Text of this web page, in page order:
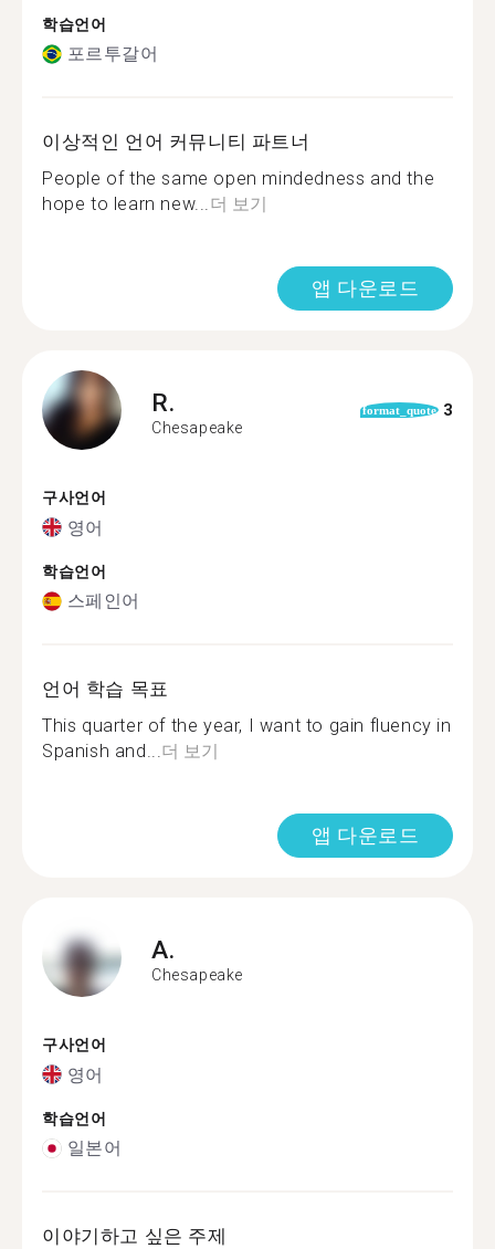
학습언어
포르투갈어
이상적인 언어 커뮤니티 파트너
People of the same open mindedness and the
hope to learn new...더 보기
앱 다운로드
R.
Chesapeake
format_quote 3
구사언어
영어
학습언어
스페인어
언어 학습 목표
This quarter of the year, I want to gain fluency in
Spanish and...더 보기
앱 다운로드
A.
Chesapeake
구사언어
영어
학습언어
일본어
이야기하고 싶은 주제